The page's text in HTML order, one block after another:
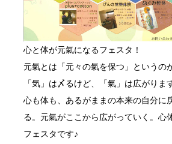
心と体が元氣になるフェスタ！
元氣とは「元々の氣を保つ」というの
「気」は〆るけど、「氣」は広がりま
心も体も、あるがままの本来の自分に
る。元氣がここから広がっていく。心
フェスタです♪